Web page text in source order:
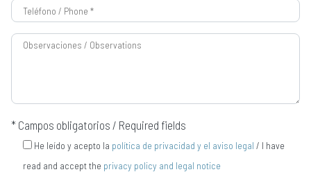
* Campos obligatorios / Required fields
He leído y acepto la política de privacidad y el aviso legal / I have
read and accept the privacy policy and legal notice